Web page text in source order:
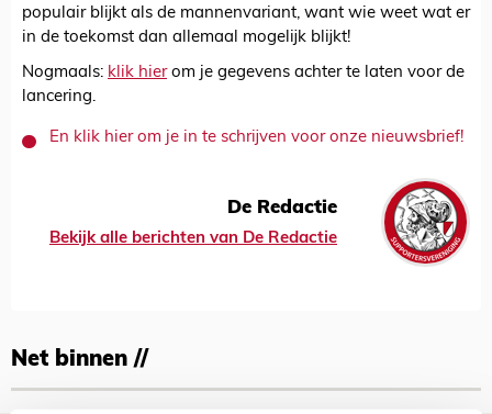
populair blijkt als de mannenvariant, want wie weet wat er
in de toekomst dan allemaal mogelijk blijkt!
Nogmaals: klik hierom je gegevens achter te laten voor de
lancering.
En klik hier om je in te schrijven voor onze nieuwsbrief!
De Redactie
Bekijk alle berichten van De Redactie
Net binnen //